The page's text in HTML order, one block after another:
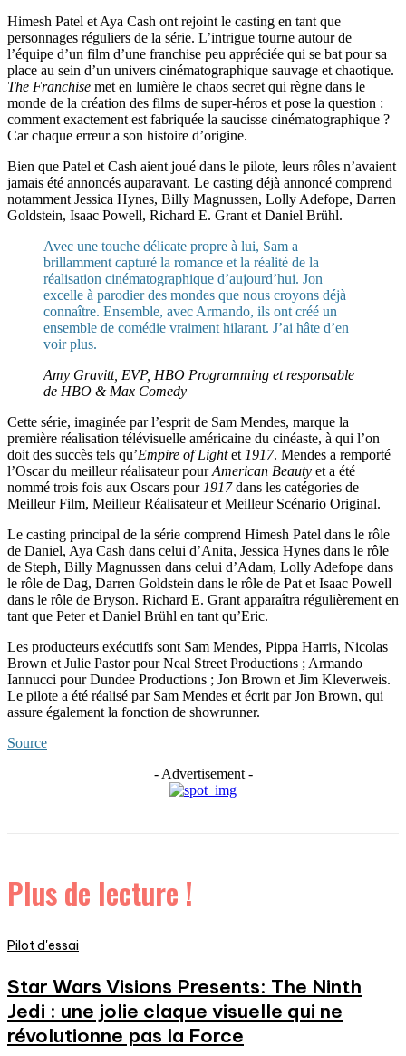
Himesh Patel et Aya Cash ont rejoint le casting en tant que
personnages réguliers de la série. L’intrigue tourne autour de
l’équipe d’un film d’une franchise peu appréciée qui se bat pour sa
place au sein d’un univers cinématographique sauvage et chaotique.
The Franchise met en lumière le chaos secret qui règne dans le
monde de la création des films de super-héros et pose la question :
comment exactement est fabriquée la saucisse cinématographique ?
Car chaque erreur a son histoire d’origine.
Bien que Patel et Cash aient joué dans le pilote, leurs rôles n’avaient
jamais été annoncés auparavant. Le casting déjà annoncé comprend
notamment Jessica Hynes, Billy Magnussen, Lolly Adefope, Darren
Goldstein, Isaac Powell, Richard E. Grant et Daniel Brühl.
Avec une touche délicate propre à lui, Sam a
brillamment capturé la romance et la réalité de la
réalisation cinématographique d’aujourd’hui. Jon
excelle à parodier des mondes que nous croyons déjà
connaître. Ensemble, avec Armando, ils ont créé un
ensemble de comédie vraiment hilarant. J’ai hâte d’en
voir plus.
Amy Gravitt, EVP, HBO Programming et responsable
de HBO & Max Comedy
Cette série, imaginée par l’esprit de Sam Mendes, marque la
première réalisation télévisuelle américaine du cinéaste, à qui l’on
doit des succès tels qu’Empire of Lightet 1917. Mendes a remporté
l’Oscar du meilleur réalisateur pourAmerican Beauty et a été
nommé trois fois aux Oscars pour 1917dans les catégories de
Meilleur Film, Meilleur Réalisateur et Meilleur Scénario Original.
Le casting principal de la série comprend Himesh Patel dans le rôle
de Daniel, Aya Cash dans celui d’Anita, Jessica Hynes dans le rôle
de Steph, Billy Magnussen dans celui d’Adam, Lolly Adefope dans
le rôle de Dag, Darren Goldstein dans le rôle de Pat et Isaac Powell
dans le rôle de Bryson. Richard E. Grant apparaîtra régulièrement en
tant que Peter et Daniel Brühl en tant qu’Eric.
Les producteurs exécutifs sont Sam Mendes, Pippa Harris, Nicolas
Brown et Julie Pastor pour Neal Street Productions ; Armando
Iannucci pour Dundee Productions ; Jon Brown et Jim Kleverweis.
Le pilote a été réalisé par Sam Mendes et écrit par Jon Brown, qui
assure également la fonction de showrunner.
Source
- Advertisement -
Plus de lecture !
Pilot d'essai
Star Wars Visions Presents: The Ninth
Jedi : une jolie claque visuelle qui ne
révolutionne pas la Force